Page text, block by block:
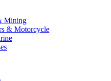
Mining
& Motorcycle